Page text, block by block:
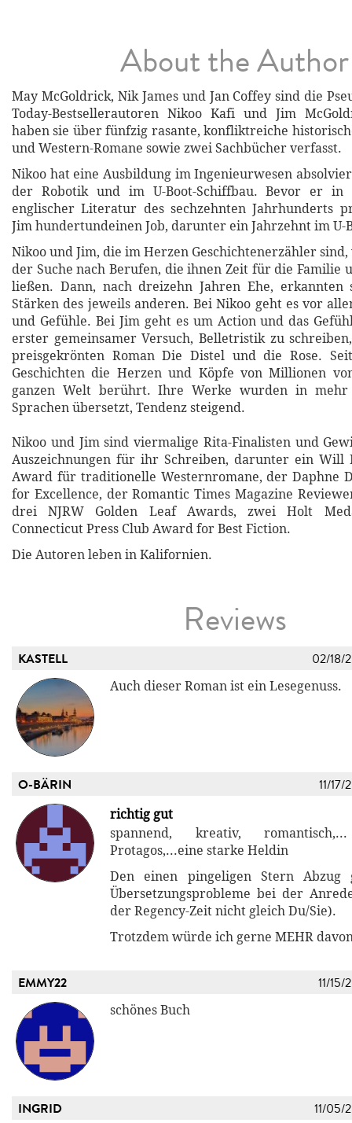
About the Author
May McGoldrick, Nik James und Jan Coffey sind die
Today-Bestsellerautoren Nikoo Kafi und Jim
haben sie über fünfzig rasante, konfliktreiche
und Western-Romane sowie zwei Sachbücher verfasst.
Nikoo hat eine Ausbildung im Ingenieurwesen
der Robotik und im U-Boot-Schiffbau. Bevor er in
englischer Literatur des sechzehnten Jahrhunderts
Jim hundertundeinen Job, darunter ein Jahrzehnt im U-
Nikoo und Jim, die im Herzen Geschichtenerzähler
der Suche nach Berufen, die ihnen Zeit für die Familie
ließen. Dann, nach dreizehn Jahren Ehe,
Stärken des jeweils anderen. Bei Nikoo geht es vor
und Gefühle. Bei Jim geht es um Action und das
erster gemeinsamer Versuch, Belletristik zu
preisgekrönten Roman Die Distel und die Rose.
Geschichten die Herzen und Köpfe von Millionen
ganzen Welt berührt. Ihre Werke wurden in mehr
Sprachen übersetzt, Tendenz steigend.
Nikoo und Jim sind viermalige Rita-Finalisten und
Auszeichnungen für ihr Schreiben, darunter ein Will
Award für traditionelle Westernromane, der Daphne
for Excellence, der Romantic Times Magazine
drei NJRW Golden Leaf Awards, zwei Holt
Connecticut Press Club Award for Best Fiction.
Die Autoren leben in Kalifornien.
Reviews
KASTELL 02/18/
Auch dieser Roman ist ein Lesegenuss.
O-BÄRIN 11/
richtig gut
spannend, kreativ,
Protagos,...eine starke Heldin
Den einen pingeligen Stern
Übersetzungsprobleme bei der
der Regency-Zeit nicht gleich Du/Sie).
Trotzdem würde ich gerne MEHR
EMMY22 11/15/
schönes Buch
INGRID 11/05/